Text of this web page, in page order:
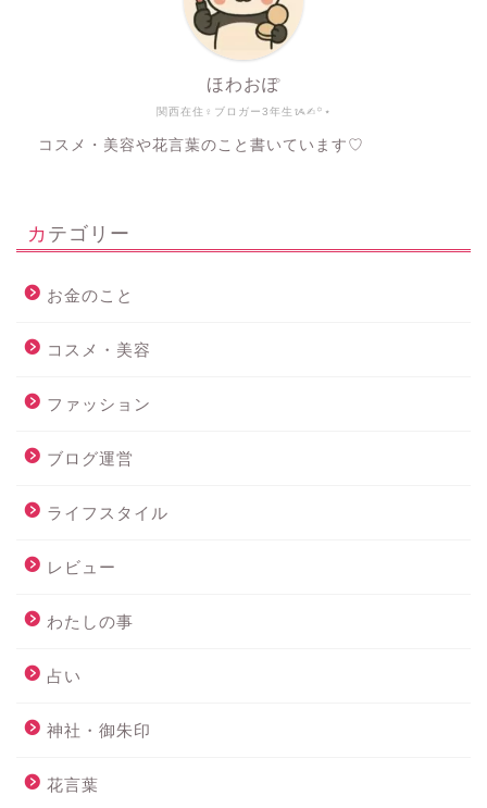
関西在住♀ブロガー3年生ᝰ✍︎꙳⋆
ほわおぽ
コスメ・美容や花言葉のこと書いています♡
カテゴリー
お金のこと
コスメ・美容
ファッション
ブログ運営
ライフスタイル
レビュー
わたしの事
占い
神社・御朱印
花言葉